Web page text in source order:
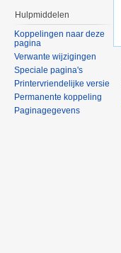
Hulpmiddelen
Koppelingen naar deze
pagina
Verwante wijzigingen
Speciale pagina's
Printervriendelijke versie
Permanente koppeling
Paginagegevens